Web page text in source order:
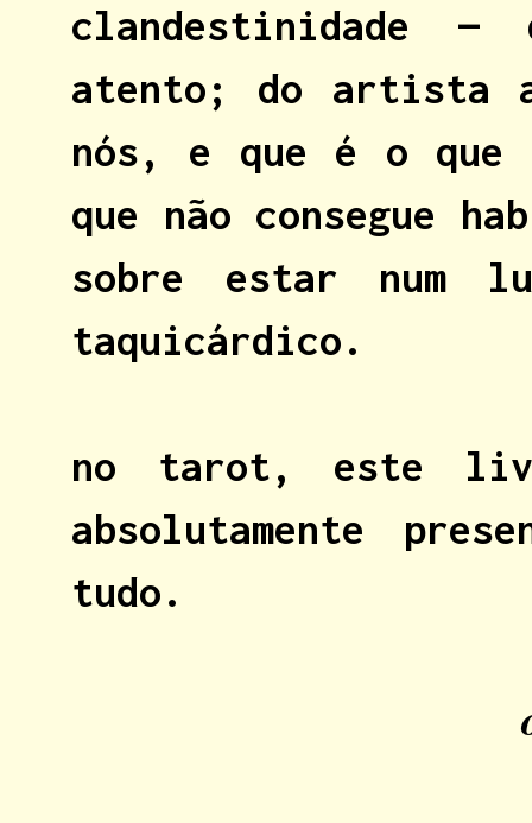
clandestinidade
atento; do artista
nós, e que é o que
que não consegue
sobre estar num
taquicárdico.
no tarot, este
absolutamente
tudo.